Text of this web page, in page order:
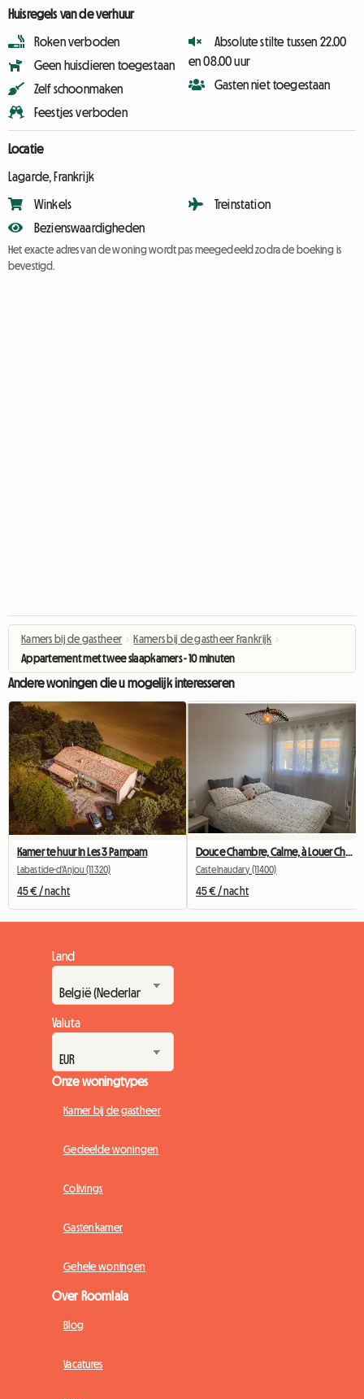
Huisregels van de verhuur
Roken verboden
Geen huisdieren toegestaan
Zelf schoonmaken
Feestjes verboden
Absolute stilte tussen 22.00
en 08.00 uur
Gasten niet toegestaan
Locatie
Lagarde, Frankrijk
Winkels
Bezienswaardigheden
Treinstation
Het exacte adres van de woning wordt pas meegedeeld zodra de boeking is
bevestigd.
Kamers bij de gastheer › Kamers bij de gastheer Frankrijk ›
Appartement met twee slaapkamers - 10 minuten van Villefranche en Nailloux
Andere woningen die u mogelijk interesseren
Kamer te huur in Les 3 Pampam
Labastide-d'Anjou (11320)
45 € / nacht
Castelnaudary (11400)
45 € / nacht
Land
Valuta
Onze woningtypes
Kamer bij de gastheer
Gedeelde woningen
Colivings
Gastenkamer
Gehele woningen
Over Roomlala
Blog
Vacatures